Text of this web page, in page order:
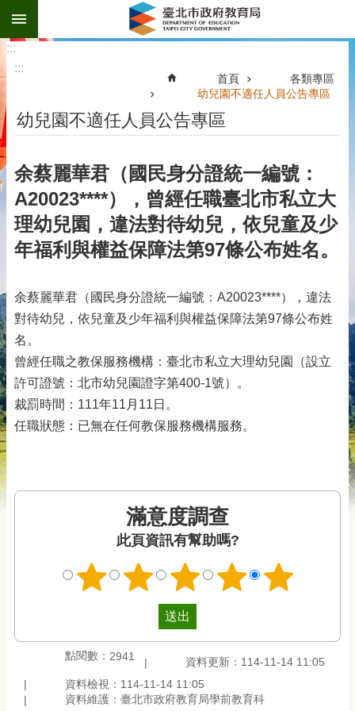
跳到主要內容區塊
:::
:::
首頁
各類專區
幼兒園不適任人員公告專區
幼兒園不適任人員公告專區
余蔡麗華君（國民身分證統一編號：
A20023****），曾經任職臺北市私立大
理幼兒園，違法對待幼兒，依兒童及少
年福利與權益保障法第97條公布姓名。
余蔡麗華君（國民身分證統一編號：A20023****），違法
對待幼兒，依兒童及少年福利與權益保障法第97條公布姓
名。
曾經任職之教保服務機構：臺北市私立大理幼兒園（設立
許可證號：北市幼兒園證字第400-1號）。
裁罰時間：111年11月11日。
任職狀態：已無在任何教保服務機構服務。
滿意度調查
此頁資訊有幫助嗎?
點閱數： 2941
資料更新：114-11-14 11:05
資料檢視：114-11-14 11:05
資料維護：臺北市政府教育局學前教育科